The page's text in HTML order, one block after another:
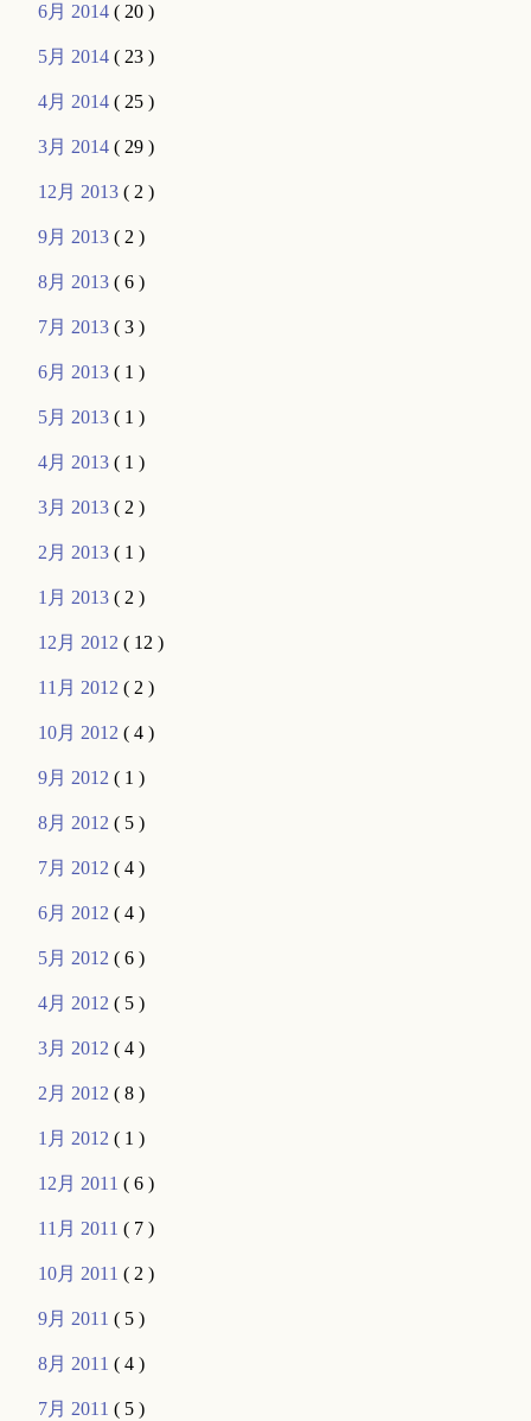
6月 2014( 20 )
5月 2014( 23 )
4月 2014( 25 )
3月 2014( 29 )
12月 2013( 2 )
9月 2013( 2 )
8月 2013( 6 )
7月 2013( 3 )
6月 2013( 1 )
5月 2013( 1 )
4月 2013( 1 )
3月 2013( 2 )
2月 2013( 1 )
1月 2013( 2 )
12月 2012( 12 )
11月 2012( 2 )
10月 2012( 4 )
9月 2012( 1 )
8月 2012( 5 )
7月 2012( 4 )
6月 2012( 4 )
5月 2012( 6 )
4月 2012( 5 )
3月 2012( 4 )
2月 2012( 8 )
1月 2012( 1 )
12月 2011( 6 )
11月 2011( 7 )
10月 2011( 2 )
9月 2011( 5 )
8月 2011( 4 )
7月 2011( 5 )